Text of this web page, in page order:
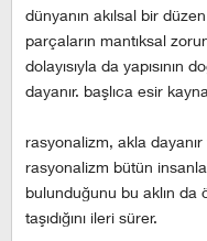
dünyanın akılsal bir
parçaların mantıksal
dolayısıyla da
dayanır. başlıca esir
rasyonalizm, akla dayanır
rasyonalizm bütün
bulunduğunu bu aklın da
taşıdığını ileri sürer.